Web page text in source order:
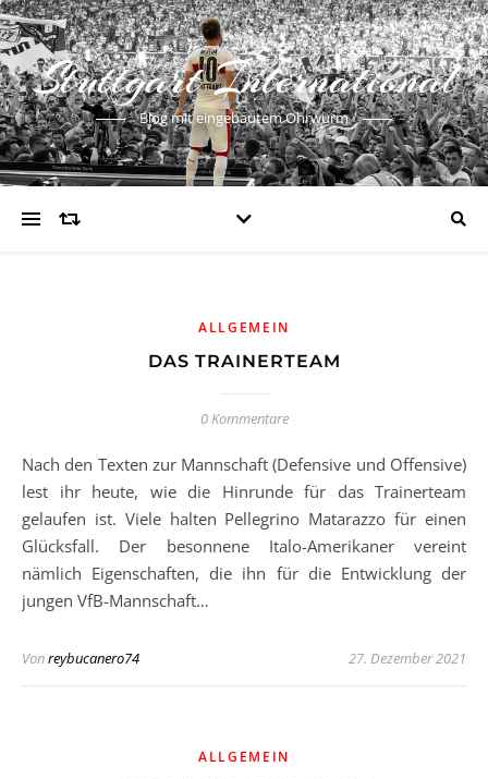
Stuttgart International
Blog mit eingebautem Ohrwurm
ALLGEMEIN
DAS TRAINERTEAM
0 Kommentare
Nach den Texten zur Mannschaft (Defensive und Offensive)
lest ihr heute, wie die Hinrunde für das Trainerteam
gelaufen ist. Viele halten Pellegrino Matarazzo für einen
Glücksfall. Der besonnene Italo-Amerikaner vereint
nämlich Eigenschaften, die ihn für die Entwicklung der
jungen VfB-Mannschaft…
Vonreybucanero74 27. Dezember 2021
ALLGEMEIN